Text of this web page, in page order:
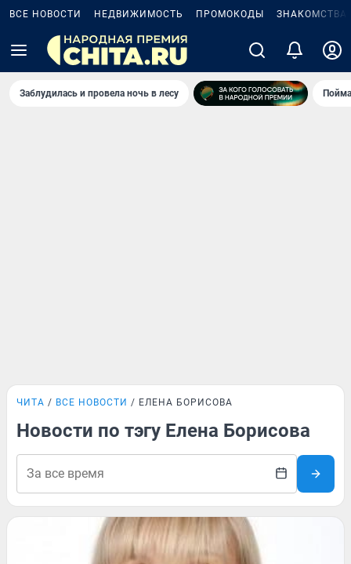
ВСЕ НОВОСТИ НЕДВИЖИМОСТЬ ПРОМОКОДЫ ЗНАКОМСТВА
Заблудилась и провела ночь в лесу
ЧИТА ВСЕ НОВОСТИ ЕЛЕНА БОРИСОВА
Новости по тэгу Елена Борисова